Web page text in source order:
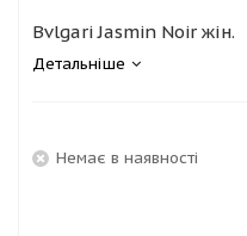
Bvlgari Jasmin Noir жін.
Детальніше
Немає в наявності